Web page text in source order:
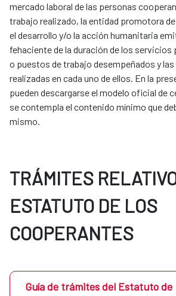
mercado laboral de las personas
trabajo realizado, la entidad promotora
el desarrollo y/o la acción humanitaria
fehaciente de la duración de los
o puestos de trabajo desempeñados y
realizadas en cada uno de ellos. En la
pueden descargarse el modelo oficial de
se contempla el contenido mínimo que
mismo.
TRÁMITES
ESTATUTO DE LOS
COOPERANTES
Guía de trámites del Estatuto de